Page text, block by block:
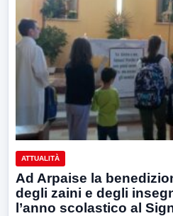
ATTUALITÀ
Ad Arpaise la
degli zaini e degli
l’anno scolastico al